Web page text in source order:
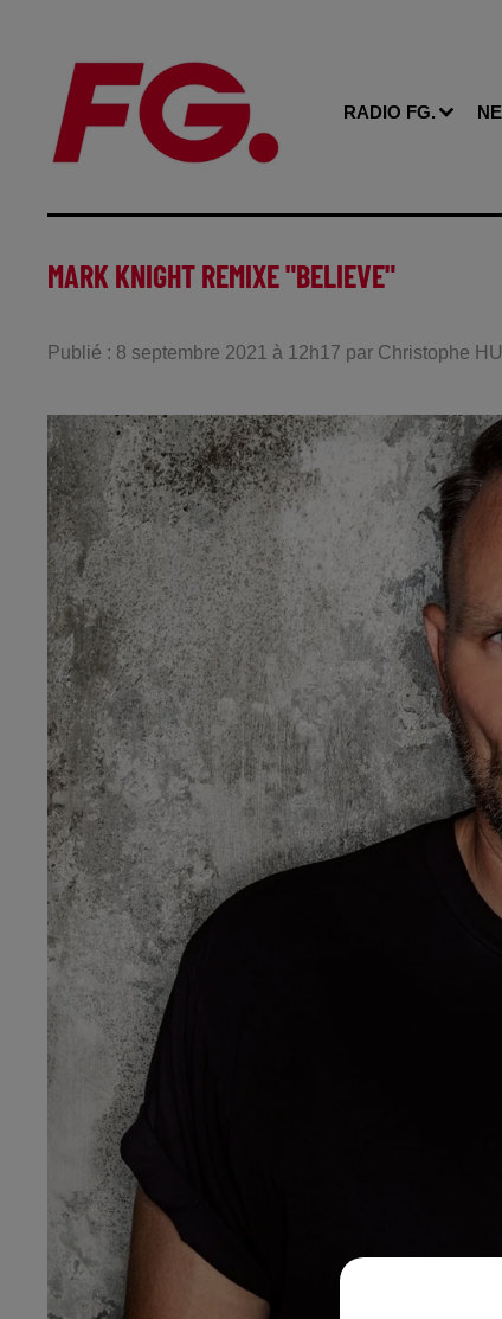
RADIO FG.
MARK KNIGHT REMIXE "BELIEVE"
Publié : 8 septembre 2021 à 12h17 par Christophe